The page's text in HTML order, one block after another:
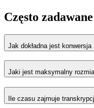
Często
Jak dokładna jest
Jaki jest maksymalny
Ile czasu zajmuje